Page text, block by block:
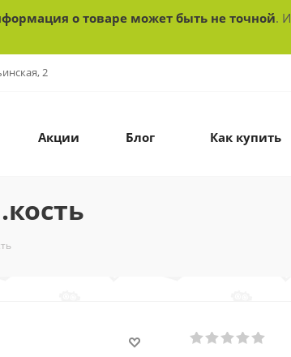
о товаре может быть не точной.
2
Акции Блог Как купить